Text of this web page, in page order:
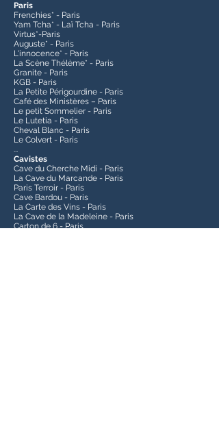
Paris
Frenchies* - Paris
Yam Tcha* - Laï Tcha - Paris
Virtus*-Paris
Auguste* - Paris
L'innocence* - Paris
La Scène Thélème* - Paris
Granite - Paris
KGB - Paris
La Petite Périgourdine - Paris
Café des Ministères – Paris
Le petit Sommelier - Paris
Le Lutetia - Paris
Cheval Blanc - Paris
Le Colvert - Paris
...
Cavistes
Cave du Cherche Midi - Paris
La Cave du Marcande - Paris
Paris Terroir - Paris
Cave Bardou - Paris
La Carte des Vins - Paris
La Cave de la Madeleine - Paris
Carton de 6 - Paris